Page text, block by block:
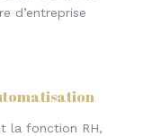
d’entreprise
la fonction RH,